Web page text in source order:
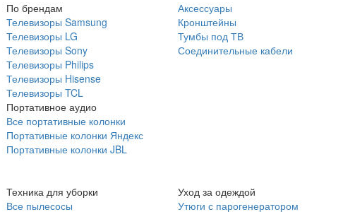
По брендам
Телевизоры Samsung
Телевизоры LG
Телевизоры Sony
Телевизоры Philips
Телевизоры Hisense
Телевизоры TCL
Портативное аудио
Все портативные колонки
Портативные колонки Яндекс
Портативные колонки JBL
Аксессуары
Кронштейны
Тумбы под ТВ
Соединительные кабели
Техника для уборки
Все пылесосы
Уход за одеждой
Утюги с парогенератором